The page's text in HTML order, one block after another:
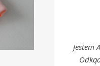
Jestem